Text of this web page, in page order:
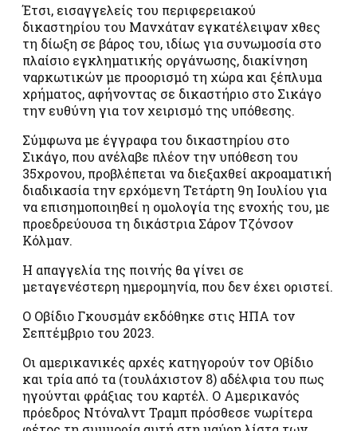
Έτσι, εισαγγελείς του περιφερειακού
δικαστηρίου του Μανχάταν εγκατέλειψαν χθες
τη δίωξη σε βάρος του, ιδίως για συνωμοσία στο
πλαίσιο εγκληματικής οργάνωσης, διακίνηση
ναρκωτικών με προορισμό τη χώρα και ξέπλυμα
χρήματος, αφήνοντας σε δικαστήριο στο Σικάγο
την ευθύνη για τον χειρισμό της υπόθεσης.
Σύμφωνα με έγγραφα του δικαστηρίου στο
Σικάγο, που ανέλαβε πλέον την υπόθεση του
35χρονου, προβλέπεται να διεξαχθεί ακροαματική
διαδικασία την ερχόμενη Τετάρτη 9η Ιουλίου για
να επισημοποιηθεί η ομολογία της ενοχής του, με
προεδρεύουσα τη δικάστρια Σάρον Τζόνσον
Κόλμαν.
Η απαγγελία της ποινής θα γίνει σε
μεταγενέστερη ημερομηνία, που δεν έχει οριστεί.
Ο Οβίδιο Γκουσμάν εκδόθηκε στις ΗΠΑ τον
Σεπτέμβριο του 2023.
Οι αμερικανικές αρχές κατηγορούν τον Οβίδιο
και τρία από τα (τουλάχιστον 8) αδέλφια του πως
ηγούνται φράξιας του καρτέλ. Ο Αμερικανός
πρόεδρος Ντόναλντ Τραμπ πρόσθεσε νωρίτερα